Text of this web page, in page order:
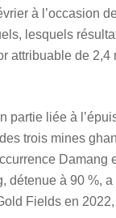
à l’occasion
lesquels
attribuable de 2,4
partie liée à
trois mines
Damang
détenue à 90 %,
Fields en